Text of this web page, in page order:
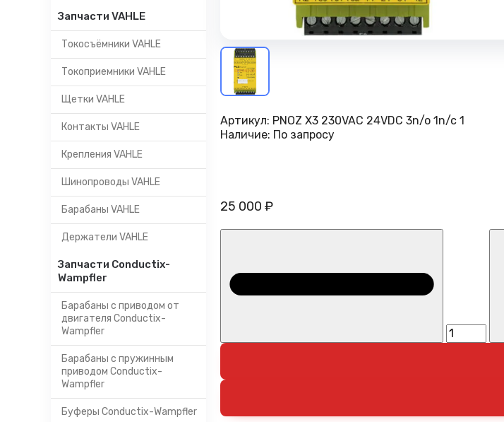
Запчасти VAHLE
Токосъёмники VAHLE
Токоприемники VAHLE
Щетки VAHLE
Контакты VAHLE
Крепления VAHLE
Шинопроводы VAHLE
Барабаны VAHLE
Держатели VAHLE
Запчасти Conductix-
Wampfler
Барабаны с приводом от
двигателя Conductix-
Wampfler
Барабаны с пружинным
приводом Conductix-
Wampfler
Буферы Conductix-Wampfler
Артикул: PNOZ X3 230VAC 24VDС 3n/o 1n/c 1
Наличие: По запросу
25 000 ₽